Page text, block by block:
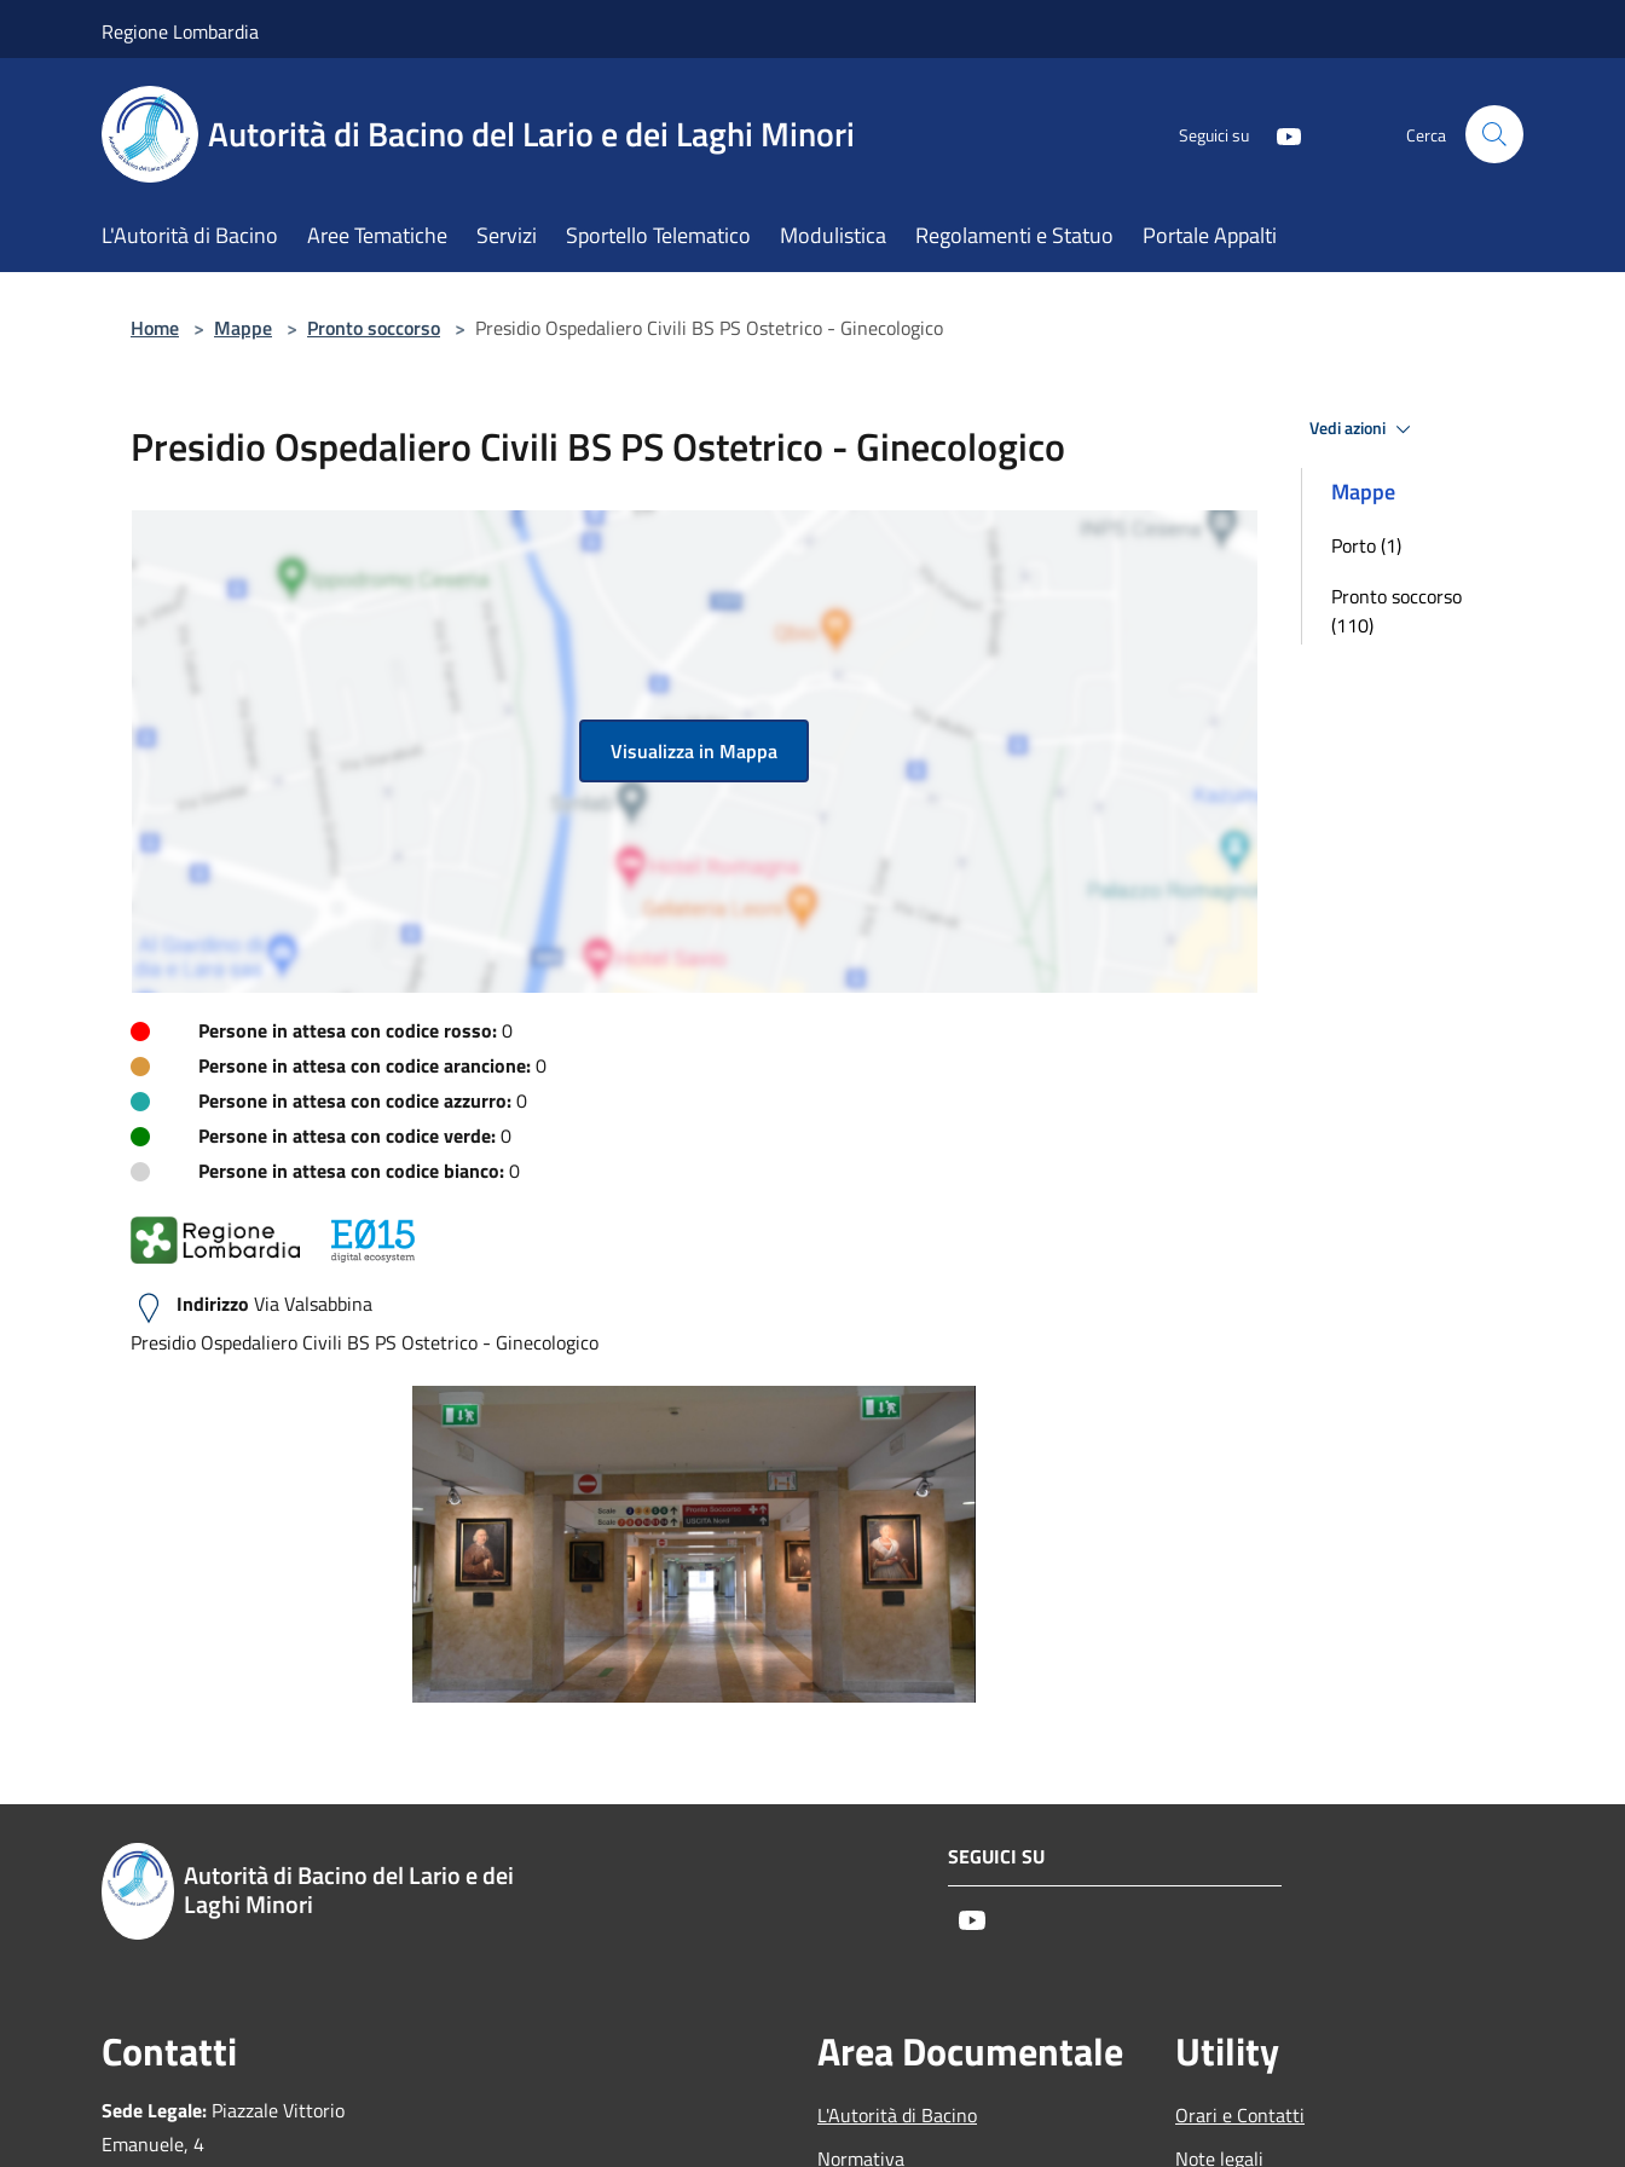
Regione Lombardia
Autorità di Bacino del Lario e dei Laghi Minori Seguici su Cerca
L'Autorità di Bacino Aree Tematiche Servizi Sportello Telematico Modulistica Regolamenti e Statuo Portale Appalti
Home > Mappe > Pronto soccorso > Presidio Ospedaliero Civili BS PS Ostetrico - Ginecologico
Presidio Ospedaliero Civili BS PS Ostetrico - Ginecologico
Visualizza in Mappa
Persone in attesa con codice rosso:0
Persone in attesa con codice arancione:0
Persone in attesa con codice azzurro:0
Persone in attesa con codice verde:0
Persone in attesa con codice bianco:0
Indirizzo Via Valsabbina
Presidio Ospedaliero Civili BS PS Ostetrico - Ginecologico
Vedi azioni
Mappe
Porto (1)
Pronto soccorso
(110)
Autorità di Bacino del Lario e dei
Laghi Minori
SEGUICI SU
Contatti
Sede Legale: Piazzale Vittorio
Emanuele, 4
Area Documentale
L'Autorità di Bacino
Normativa
Utility
Orari e Contatti
Note legali